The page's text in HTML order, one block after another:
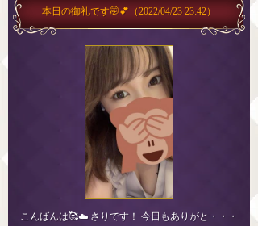
本日の御礼です🤭💕 （2022/04/23 23:42）
こんばんは🥰☁️ さりです！ 今日もありがと・・・